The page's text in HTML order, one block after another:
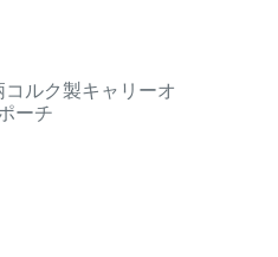
ルク製キャリーオ
ーチ